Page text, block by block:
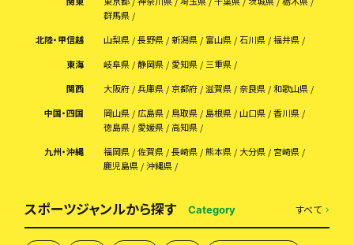
群馬県
北陸・甲信越
山梨県 長野県 新潟県 富山県 石川県
福井県
東海
岐阜県 静岡県 愛知県
三重県
関西
大阪府 兵庫県 京都府 滋賀県 奈良県
和歌山県
中国・四国
岡山県 広島県 鳥取県 島根県 山口県
香川県
徳島県
愛媛県
高知県
九州・沖縄
福岡県 佐賀県 長崎県 熊本県 大分県
宮崎県
鹿児島県
沖縄県
スポーツジャンルから探す Category すべて